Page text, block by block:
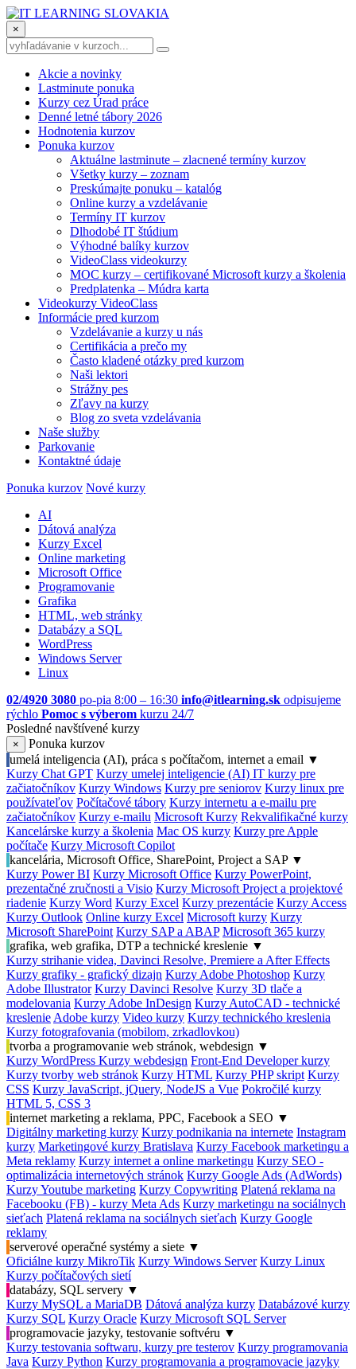
×
Akcie a novinky
Lastminute ponuka
Kurzy cez Úrad práce
Denné letné tábory 2026
Hodnotenia kurzov
Ponuka kurzov
Aktuálne lastminute – zlacnené termíny kurzov
Všetky kurzy – zoznam
Preskúmajte ponuku – katalóg
Online kurzy a vzdelávanie
Termíny IT kurzov
Dlhodobé IT štúdium
Výhodné balíky kurzov
VideoClass videokurzy
MOC kurzy – certifikované Microsoft kurzy a školenia
Predplatenka – Múdra karta
Videokurzy VideoClass
Informácie pred kurzom
Vzdelávanie a kurzy u nás
Certifikácia a prečo my
Často kladené otázky pred kurzom
Naši lektori
Strážny pes
Zľavy na kurzy
Blog zo sveta vzdelávania
Naše služby
Parkovanie
Kontaktné údaje
Ponuka kurzov Nové kurzy
AI
Dátová analýza
Kurzy Excel
Online marketing
Microsoft Office
Programovanie
Grafika
HTML, web stránky
Databázy a SQL
WordPress
Windows Server
Linux
02/4920 3080 po-pia 8:00 – 16:30 info@itlearning.sk odpisujeme
rýchlo Pomoc s výberom kurzu 24/7
Posledné navštívené kurzy
×
Ponuka kurzov
umelá inteligencia (AI), práca s počítačom, internet a email ▼
Kurzy Chat GPT Kurzy umelej inteligencie (AI) IT kurzy pre
začiatočníkov Kurzy Windows Kurzy pre seniorov Kurzy linux pre
používateľov Počítačové tábory Kurzy internetu a e-mailu pre
začiatočníkov Kurzy e-mailu Microsoft Kurzy Rekvalifikačné kurzy
Kancelárske kurzy a školenia Mac OS kurzy Kurzy pre Apple
počítače Kurzy Microsoft Copilot
kancelária, Microsoft Office, SharePoint, Project a SAP ▼
Kurzy Power BI Kurzy Microsoft Office Kurzy PowerPoint,
prezentačné zručnosti a Visio Kurzy Microsoft Project a projektové
riadenie Kurzy Word Kurzy Excel Kurzy prezentácie Kurzy Access
Kurzy Outlook Online kurzy Excel Microsoft kurzy Kurzy
Microsoft SharePoint Kurzy SAP a ABAP Microsoft 365 kurzy
grafika, web grafika, DTP a technické kreslenie ▼
Kurzy strihanie videa, Davinci Resolve, Premiere a After Effects
Kurzy grafiky - grafický dizajn Kurzy Adobe Photoshop Kurzy
Adobe Illustrator Kurzy Davinci Resolve Kurzy 3D tlače a
modelovania Kurzy Adobe InDesign Kurzy AutoCAD - technické
kreslenie Adobe kurzy Video kurzy Kurzy technického kreslenia
Kurzy fotografovania (mobilom, zrkadlovkou)
tvorba a programovanie web stránok, webdesign ▼
Kurzy WordPress Kurzy webdesign Front-End Developer kurzy
Kurzy tvorby web stránok Kurzy HTML Kurzy PHP skript Kurzy
CSS Kurzy JavaScript, jQuery, NodeJS a Vue Pokročilé kurzy
HTML 5, CSS 3
internet marketing a reklama, PPC, Facebook a SEO ▼
Digitálny marketing kurzy Kurzy podnikania na internete Instagram
kurzy Marketingové kurzy Bratislava Kurzy Facebook marketingu a
Meta reklamy Kurzy internet a online marketingu Kurzy SEO -
optimalizácia internetových stránok Kurzy Google Ads (AdWords)
Kurzy Youtube marketing Kurzy Copywriting Platená reklama na
Facebooku (FB) - kurzy Meta Ads Kurzy marketingu na sociálnych
sieťach Platená reklama na sociálnych sieťach Kurzy Google
reklamy
serverové operačné systémy a siete ▼
Oficiálne kurzy MikroTik Kurzy Windows Server Kurzy Linux
Kurzy počítačových sietí
databázy, SQL servery ▼
Kurzy MySQL a MariaDB Dátová analýza kurzy Databázové kurzy
Kurzy SQL Kurzy Oracle Kurzy Microsoft SQL Server
programovacie jazyky, testovanie softvéru ▼
Kurzy testovania softwaru, kurzy pre testerov Kurzy programovania
Java Kurzy Python Kurzy programovania a programovacie jazyky